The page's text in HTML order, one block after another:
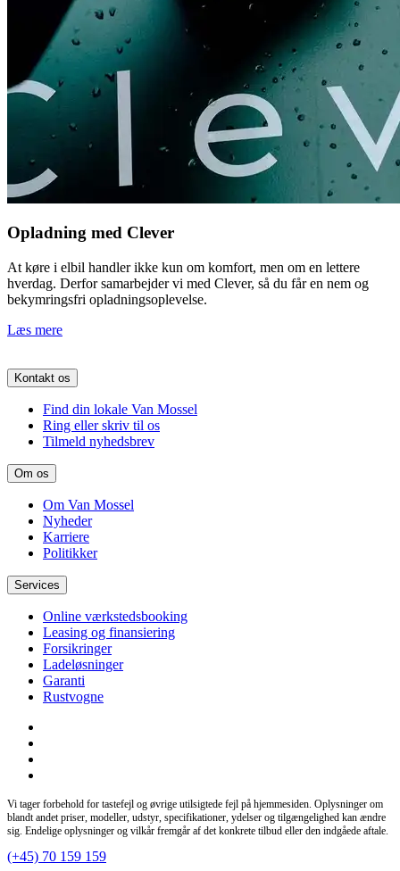
Opladning med Clever
At køre i elbil handler ikke kun om komfort, men om en lettere
hverdag. Derfor samarbejder vi med Clever, så du får en nem og
bekymringsfri opladningsoplevelse.
Læs mere
Kontakt os
Find din lokale Van Mossel
Ring eller skriv til os
Tilmeld nyhedsbrev
Om os
Om Van Mossel
Nyheder
Karriere
Politikker
Services
Online værkstedsbooking
Leasing og finansiering
Forsikringer
Ladeløsninger
Garanti
Rustvogne
Vi tager forbehold for tastefejl og øvrige utilsigtede fejl på hjemmesiden. Oplysninger om
blandt andet priser, modeller, udstyr, specifikationer, ydelser og tilgængelighed kan ændre
sig. Endelige oplysninger og vilkår fremgår af det konkrete tilbud eller den indgåede aftale.
(+45) 70 159 159